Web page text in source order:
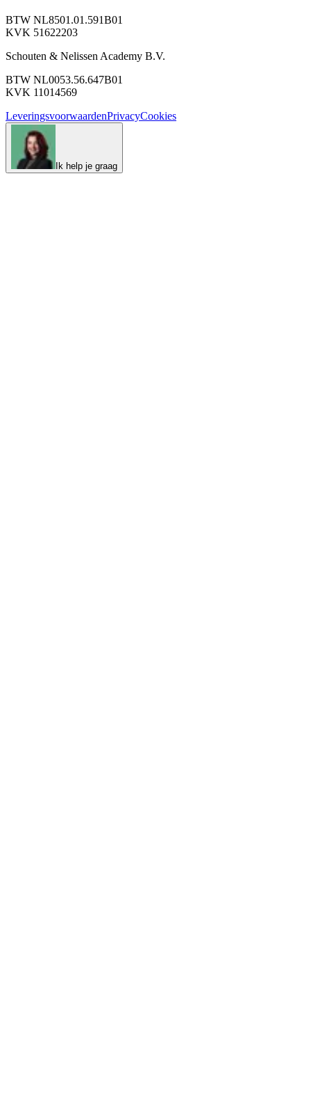
BTW NL8501.01.591B01
KVK 51622203
Schouten & Nelissen Academy B.V.
BTW NL0053.56.647B01
KVK 11014569
LeveringsvoorwaardenPrivacyCookies
Ik help je graag